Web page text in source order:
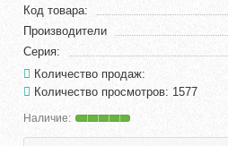
Код товара:
Производители
Серия:
Количество продаж:
Количество просмотров: 1577